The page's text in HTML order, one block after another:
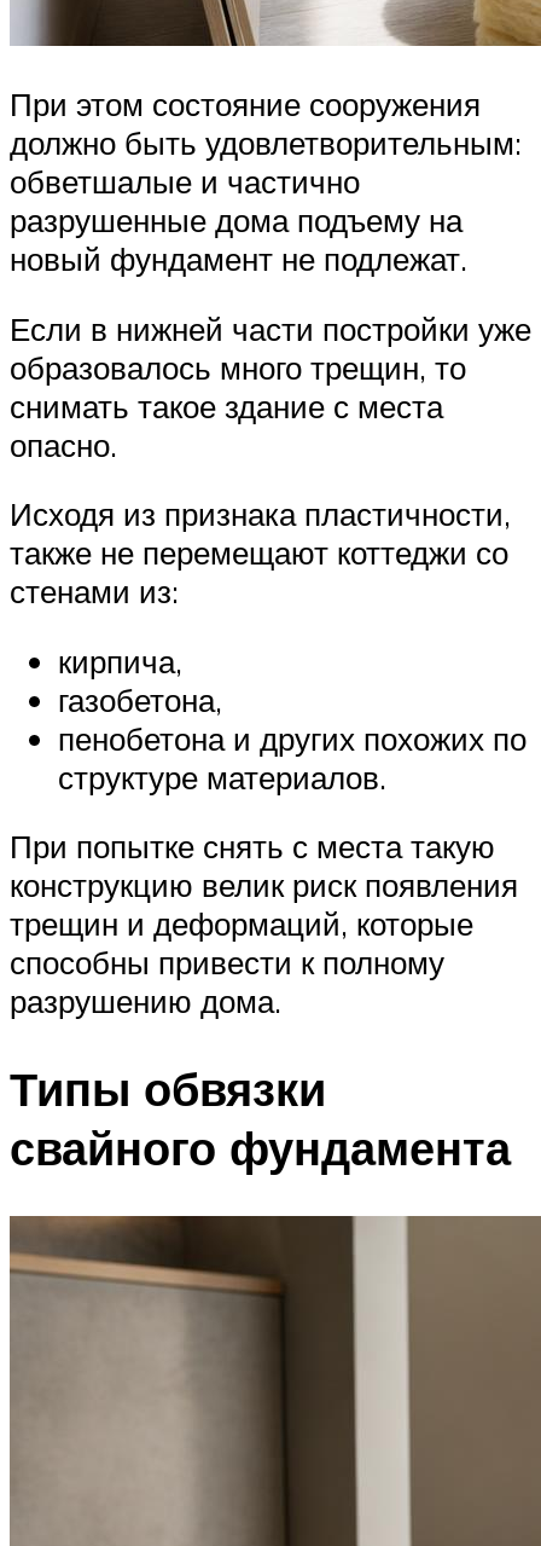
При этом состояние сооружения
должно быть удовлетворительным:
обветшалые и частично
разрушенные дома подъему на
новый фундамент не подлежат.
Если в нижней части постройки уже
образовалось много трещин, то
снимать такое здание с места
опасно.
Исходя из признака пластичности,
также не перемещают коттеджи со
стенами из:
кирпича,
газобетона,
пенобетона и других похожих по
структуре материалов.
При попытке снять с места такую
конструкцию велик риск появления
трещин и деформаций, которые
способны привести к полному
разрушению дома.
Типы обвязки
свайного фундамента